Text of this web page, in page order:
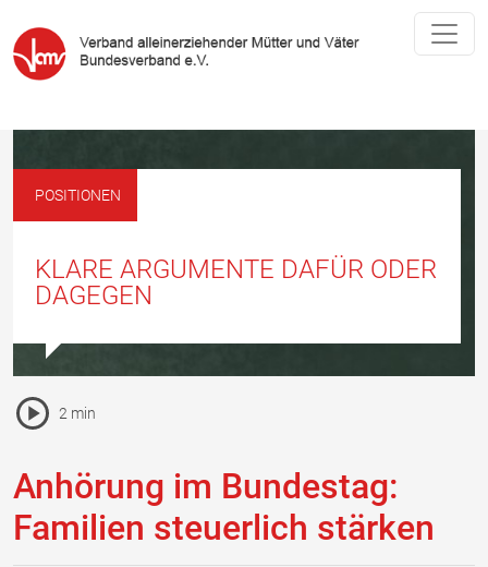
POSITIONEN
KLARE ARGUMENTE DAFÜR ODER
DAGEGEN
Vorlesen Icon
Pause Icon
2 min
Anhörung im Bundestag:
Familien steuerlich stärken